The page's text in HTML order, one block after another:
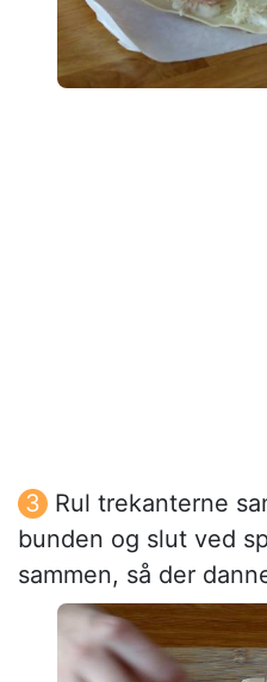
Rul trekanterne
bunden og slut ved
sammen, så der